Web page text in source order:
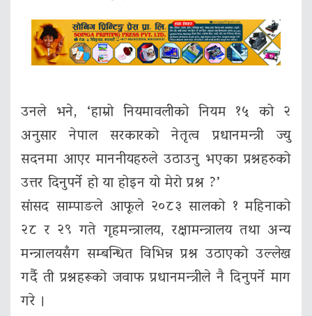
उनले भने, ‘हाम्रो नियमावलीको नियम १५ को २
अनुसार नेपाल सरकारको नेतृत्व प्रधानमन्त्री ज्यु
सदनमा आएर माननीयहरुले उठाउनु भएका प्रश्नहरुको
उत्तर दिनुपर्ने हो या होइन यो मेरो प्रश्न ?’
सांसद साम्पाङले आफूले २०८३ सालको १ महिनाको
२८ र २९ गते गृहमन्त्रालय, रक्षामन्त्रालय तथा अन्य
मन्त्रालयसँग सम्बन्धित विभिन्न प्रश्न उठाएको उल्लेख
गर्दै ती प्रश्नहरूको जवाफ प्रधानमन्त्रीले नै दिनुपर्ने माग
गरे ।